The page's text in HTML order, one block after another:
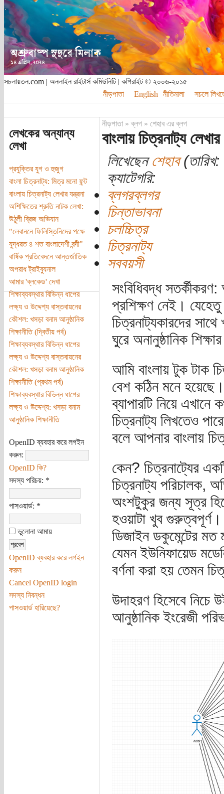
সচলায়তন.com | অনলাইন রাইটার্স কমিউনিটি | কপিরাইট © ২০০৬-২০১৫
নীড়পাতা
English নীতিমালা সচলে
লেখকের অন্যান্য
লেখা
প্রযুক্তির যুগ ও হুজুগ
বাংলা চিত্রনাট্য: মিত্র মনো ফন্ট
বাংলায় চিত্রনাট্য লেখার যন্ত্রনা
অশিক্ষিতের শ্রুতি নাটক লেখা:
উঠুলী ব্রিজ অভিযান
"লেবাননে ফিলিস্তিনিদের পক্ষে
যুদ্ধরত ৪ শত বাংলাদেশী বন্দী"
বার্ষিক প্রতিবেদনে আন্তর্জাতিক
অপরাধ ট্রাইব্যুনাল
আমার 'ব্লকেড' দেখা
শিক্ষাব্যবস্থার বিভিন্ন ধাপের
লক্ষ্য ও উদ্দেশ্য বাস্তবায়নের
কৌশল: খসড়া বনাম আনুষ্ঠানিক
শিক্ষানীতি (দ্বিতীয় পর্ব)
শিক্ষাব্যবস্থার বিভিন্ন ধাপের
লক্ষ্য ও উদ্দেশ্য বাস্তবায়নের
কৌশল: খসড়া বনাম আনুষ্ঠানিক
শিক্ষানীতি (প্রথম পর্ব)
শিক্ষাব্যবস্থার বিভিন্ন ধাপের
লক্ষ্য ও উদ্দেশ্য: খসড়া বনাম
আনুষ্ঠানিক শিক্ষানীতি
OpenID ব্যবহার করে লগইন
করুন:
OpenID কি?
সদস্য পরিচয়: *
পাসওয়ার্ড: *
ভুলোনা আমায়
OpenID ব্যবহার করে লগইন
করুন
Cancel OpenID login
সদস্য নিবন্ধন
পাসওয়ার্ড হারিয়েছে?
নীড়পাতা»ব্লগ» শেহাব এর ব্লগ
বাংলায় চিত্রনাট্য লেখার
লিখেছেনশেহাব
ক্যাটেগরি:
ব্লগরব্লগর
চিন্তাভাবনা
চলচ্চিত্র
চিত্রনাট্য
সববয়সী
সংবিধিবদ্ধ
প্রশিক্ষণ নেই।
চিত্রনাট্যকারদের
ঘুরে অনানুষ্ঠানিক
আমি বাংলায় টুক টাক
বেশ কঠিন মনে
ব্যাপারটি নিয়ে
চিত্রনাট্য লিখতেও
বলে আপনার বাংলায়
কেন? চিত্রনাট্যের
চিত্রনাট্য পরিচালক,
অংশটুকুর জন্য সূত্র
হওয়াটা খুব গুরুত্বপূর্ণ।
ডিজাইন ডকুমেন্টের
যেমন ইউনিফায়েড
বর্ণনা করা হয় তেমন
উদাহরণ হিসেবে
আনুষ্ঠানিক ইংরেজী